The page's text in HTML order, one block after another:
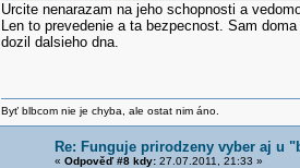
Urcite nenarazam na jeho schopnosti a
Len to prevedenie a ta bezpecnost. Sam
dozil dalsieho dna.
Byť blbcom nie je chyba, ale ostat nim áno.
Re: Funguje prirodzeny vyber aj u
« Odpověď #8 kdy:27.07.2011, 21:33 »